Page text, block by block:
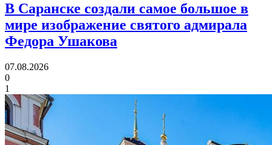
В Саранске создали самое большое в
мире изображение святого адмирала
Федора Ушакова
07.08.2026
0
1